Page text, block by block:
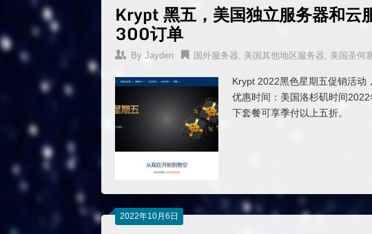
Krypt 黑五，美国独立服务器和云
300订单
By Jayden 国外服务器, 美国其他地区服务器, 美国圣何
Krypt 2022黑色星期五促销活动
优惠时间：美国洛杉矶时间
下套餐可享季付以上五折。
2022年10月6日